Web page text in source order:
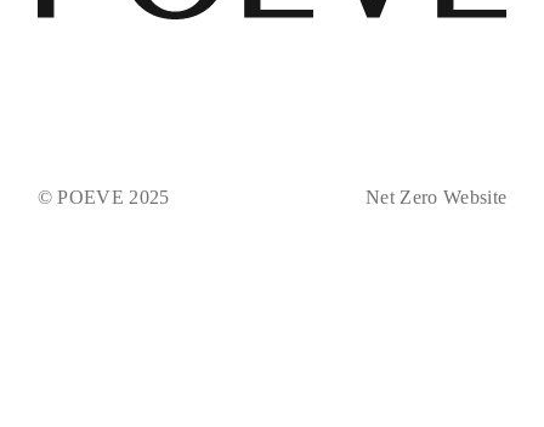
© POEVE 2025 Net Zero Website